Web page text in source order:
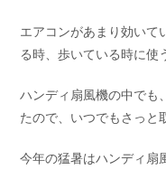
エアコンがあまり効いて
る時、歩いている時に使
ハンディ扇風機の中でも
たので、いつでもさっと
今年の猛暑はハンディ扇